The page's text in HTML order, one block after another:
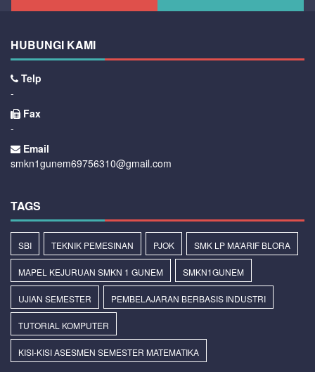
HUBUNGI KAMI
Telp
-
Fax
-
Email
smkn1gunem69756310@gmail.com
TAGS
SBI TEKNIK PEMESINAN PJOK SMK LP MA’ARIF BLORA
MAPEL KEJURUAN SMKN 1 GUNEM SMKN1GUNEM
UJIAN SEMESTER PEMBELAJARAN BERBASIS INDUSTRI
TUTORIAL KOMPUTER
KISI-KISI ASESMEN SEMESTER MATEMATIKA